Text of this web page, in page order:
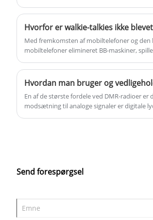
at levere pålidelig
amatører over hele
landdistrikter eller dem uden adgang til
Hvorfor er walkie-talkies ikke
Med fremkomsten af ​​mobiltelefoner og
mobiltelefoner elimineret BB-maskiner,
Hvordan man bruger og
En af de største fordele ved DMR-radioer
modsætning til analoge signaler er digitale
Send forespørgsel